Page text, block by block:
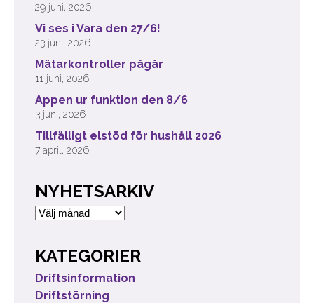
29 juni, 2026
Vi ses i Vara den 27/6!
23 juni, 2026
Mätarkontroller pågår
11 juni, 2026
Appen ur funktion den 8/6
3 juni, 2026
Tillfälligt elstöd för hushåll 2026
7 april, 2026
NYHETSARKIV
Nyhetsarkiv
KATEGORIER
Driftsinformation
Driftstörning